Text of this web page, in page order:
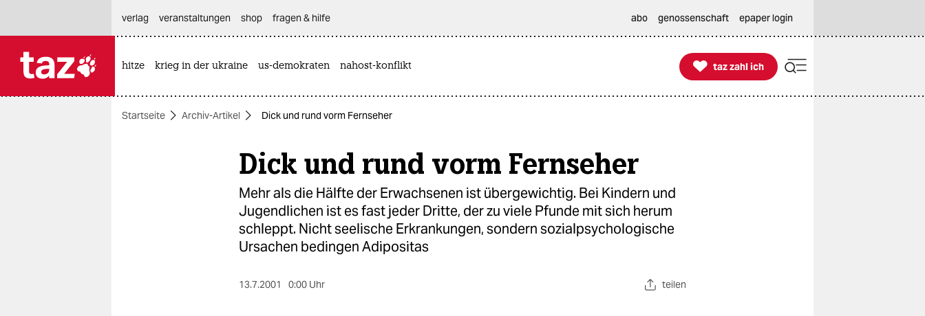
themen
verlag
veranstaltungen shop fragen & hilfe abo genossenschaft epaper login
hitze krieg in der ukraine us-demokraten nahost-konflikt 
taz zahl ich
taz zahl ich
Startseite Archiv-Artikel Dick und rund vorm Fernseher
Dick und rund vorm Fernseher
Mehr als die Hälfte der Erwachsenen ist übergewichtig. Bei Kindern und
Jugendlichen ist es fast jeder Dritte, der zu viele Pfunde mit sich herum
schleppt. Nicht seelische Erkrankungen, sondern sozialpsychologische
Ursachen bedingen Adipositas
13.7.2001 0:00 Uhr teilen